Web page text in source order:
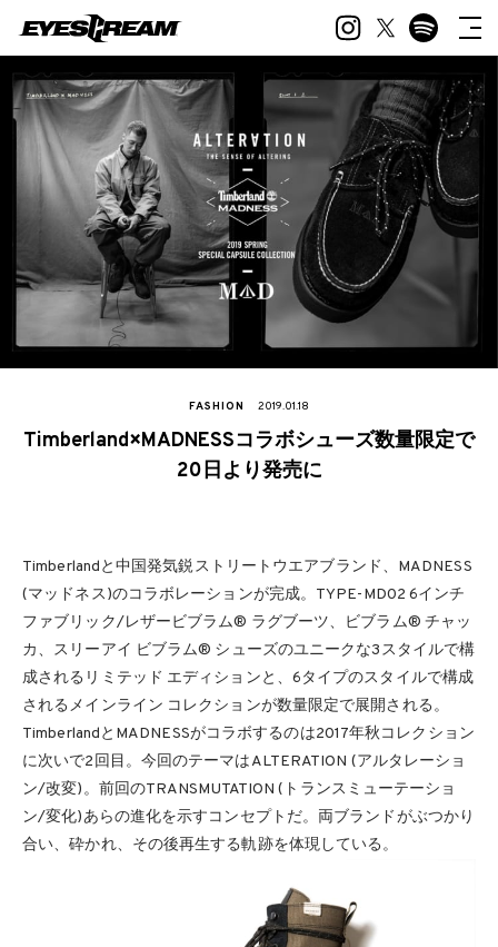
FASHION 2019.01.18
Timberland×MADNESSコラボシューズ数量限定で
20日より発売に
Timberlandと中国発気鋭ストリートウエアブランド、MADNESS
(マッドネス)のコラボレーションが完成。TYPE-MD02 6インチ
ファブリック/レザービブラム® ラグブーツ、ビブラム® チャッ
カ、スリーアイ ビブラム® シューズのユニークな3スタイルで構
成されるリミテッド エディションと、6タイプのスタイルで構成
されるメインライン コレクションが数量限定で展開される。
TimberlandとMADNESSがコラボするのは2017年秋コレクション
に次いで2回目。今回のテーマはALTERATION (アルタレーショ
ン/改変)。前回のTRANSMUTATION (トランスミューテーショ
ン/変化)あらの進化を示すコンセプトだ。両ブランドがぶつかり
合い、砕かれ、その後再生する軌跡を体現している。